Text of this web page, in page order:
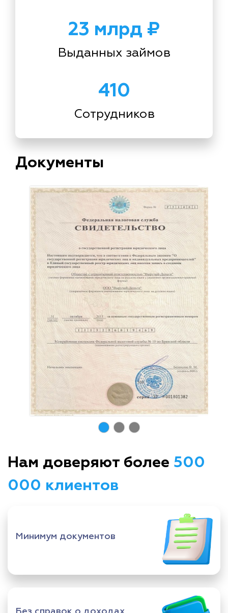
23 млрд ₽
Выданных займов
410
Сотрудников
Документы
Нам доверяют более 500
000 клиентов
Минимум документов